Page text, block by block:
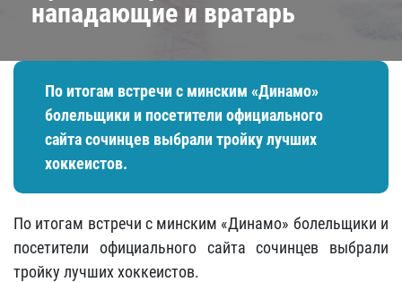
нападающие и вратарь
По итогам встречи с минским «Динамо»
болельщики и посетители официального
сайта сочинцев выбрали тройку лучших
хоккеистов.
По итогам встречи с минским «Динамо» болельщики и
посетители официального сайта сочинцев выбрали
тройку лучших хоккеистов.